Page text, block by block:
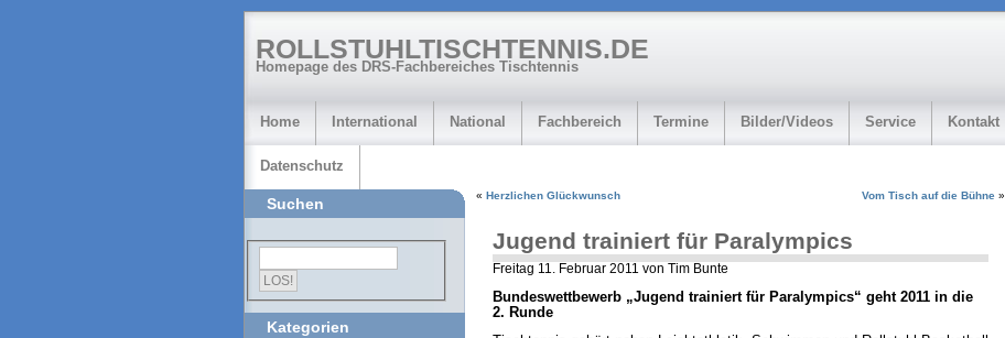
ROLLSTUHLTISCHTENNIS.DE
Homepage des DRS-Fachbereiches Tischtennis
Home International National Fachbereich Termine Bilder/Videos Service Kontakt
Datenschutz
« Herzlichen Glückwunsch Vom Tisch auf die Bühne »
Jugend trainiert für Paralympics
Freitag 11. Februar 2011 von Tim Bunte
Bundeswettbewerb „Jugend trainiert für Paralympics“ geht 2011 in die
2. Runde
Suchen
Kategorien